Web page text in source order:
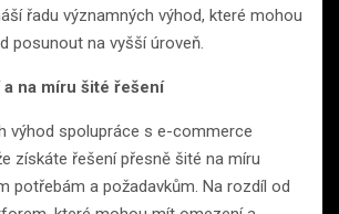
řadu významných výhod, které mohou
posunout na vyšší úroveň.
na míru šité řešení
výhod spolupráce s e-commerce
získáte řešení přesně šité na míru
potřebám a požadavkům. Na rozdíl od